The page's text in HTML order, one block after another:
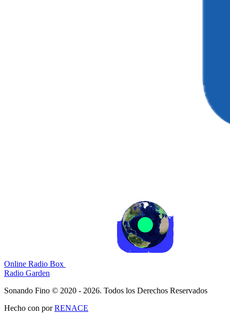
Online Radio Box
Radio Garden
Sonando Fino © 2020 - 2026. Todos los Derechos Reservados
Hecho con porRENACE